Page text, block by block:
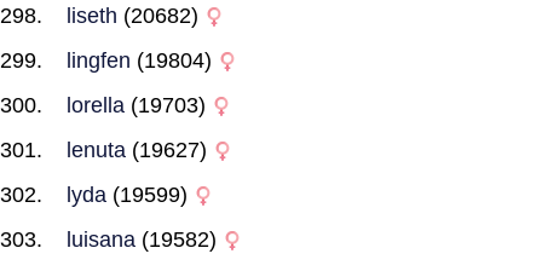
liseth (20682)
lingfen (19804)
lorella (19703)
lenuta (19627)
lyda (19599)
luisana (19582)